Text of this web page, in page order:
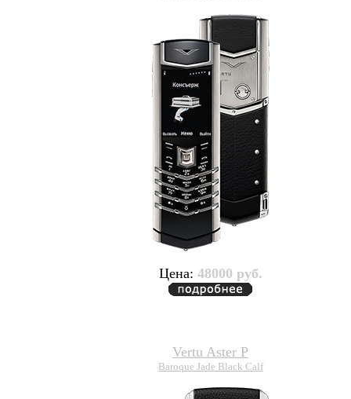
Цена: 48000 руб.
Vertu Aster P
Baroque Jade Black Calf